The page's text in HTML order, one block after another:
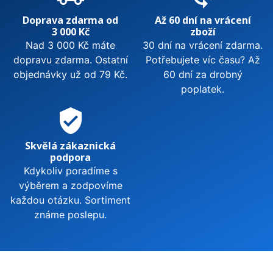
Doprava zdarma od
3 000 Kč
Nad 3 000 Kč máte
dopravu zdarma. Ostatní
objednávky už od 79 Kč.
Až 60 dní na vrácení
zboží
30 dní na vrácení zdarma.
Potřebujete víc času? Až
60 dní za drobný
poplatek.
verified_user
Skvělá zákaznická
podpora
Kdykoliv poradíme s
výběrem a zodpovíme
každou otázku. Sortiment
známe poslepu.